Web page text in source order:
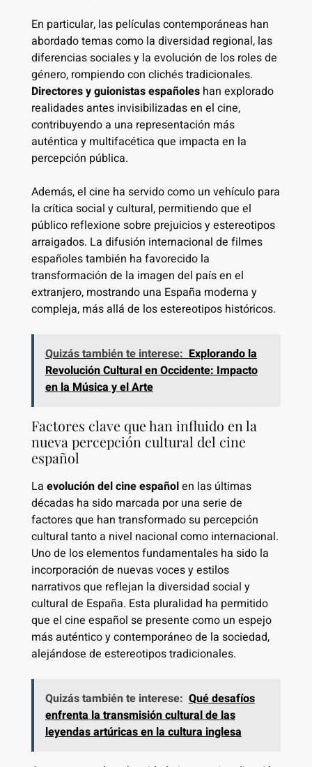
En particular, las películas contemporáneas han
abordado temas como la diversidad regional, las
diferencias sociales y la evolución de los roles de
género, rompiendo con clichés tradicionales.
Directores y guionistas españoleshan explorado
realidades antes invisibilizadas en el cine,
contribuyendo a una representación más
auténtica y multifacética que impacta en la
percepción pública.
Además, el cine ha servido como un vehículo para
la crítica social y cultural, permitiendo que el
público reflexione sobre prejuicios y estereotipos
arraigados. La difusión internacional de filmes
españoles también ha favorecido la
transformación de la imagen del país en el
extranjero, mostrando una España moderna y
compleja, más allá de los estereotipos históricos.
Quizás también te interese: Explorando la
Revolución Cultural en Occidente: Impacto
en la Música y el Arte
Factores clave que han influido en la
nueva percepción cultural del cine
español
La evolución del cine españolen las últimas
décadas ha sido marcada por una serie de
factores que han transformado su percepción
cultural tanto a nivel nacional como internacional.
Uno de los elementos fundamentales ha sido la
incorporación de nuevas voces y estilos
narrativos que reflejan la diversidad social y
cultural de España. Esta pluralidad ha permitido
que el cine español se presente como un espejo
más auténtico y contemporáneo de la sociedad,
alejándose de estereotipos tradicionales.
Quizás también te interese: Qué desafíos
enfrenta la transmisión cultural de las
leyendas artúricas en la cultura inglesa